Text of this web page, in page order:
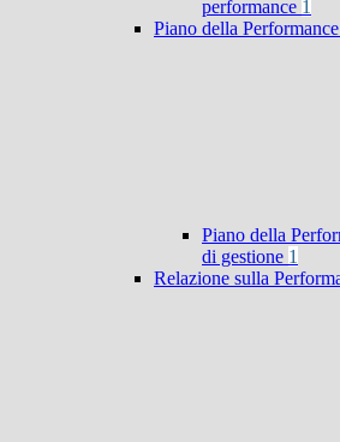
performance 1
Piano della Performance
Piano della
di gestione 1
Relazione sulla